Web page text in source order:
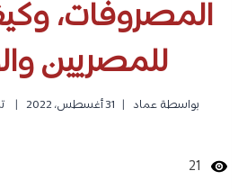
المصروفات،
للمصريين
بواسطة عماد 31 أغسطس، 2022
21